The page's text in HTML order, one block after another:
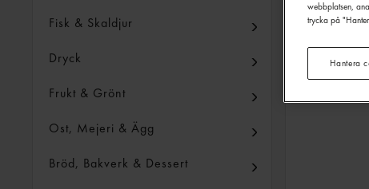
Fisk & Skaldjur
Dryck
Frukt & Grönt
Ost, Mejeri & Ägg
Bröd, Bakverk & Dessert
webbplatsen,
trycka på
Hantera